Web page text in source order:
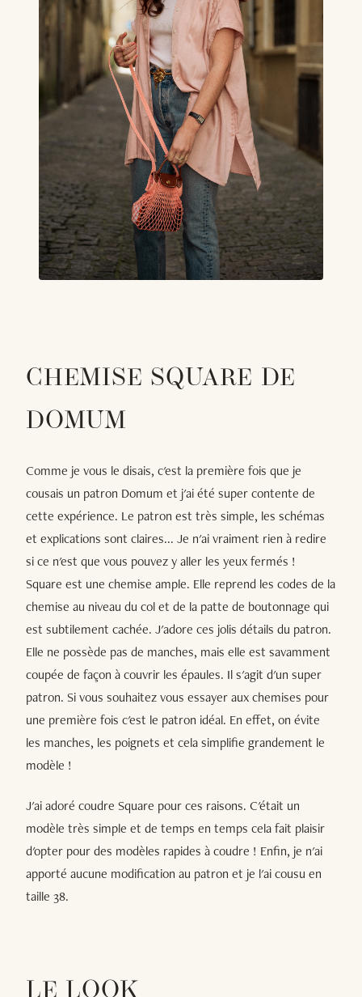
CHEMISE SQUARE DE
DOMUM
Comme je vous le disais, c'est la première fois que je
cousais un patron Domum et j'ai été super contente de
cette expérience. Le patron est très simple, les schémas
et explications sont claires... Je n'ai vraiment rien à redire
si ce n'est que vous pouvez y aller les yeux fermés !
Square est une chemise ample. Elle reprend les codes de la
chemise au niveau du col et de la patte de boutonnage qui
est subtilement cachée. J'adore ces jolis détails du patron.
Elle ne possède pas de manches, mais elle est savamment
coupée de façon à couvrir les épaules. Il s'agit d'un super
patron. Si vous souhaitez vous essayer aux chemises pour
une première fois c'est le patron idéal. En effet, on évite
les manches, les poignets et cela simplifie grandement le
modèle !
J'ai adoré coudre Square pour ces raisons. C'était un
modèle très simple et de temps en temps cela fait plaisir
d'opter pour des modèles rapides à coudre ! Enfin, je n'ai
apporté aucune modification au patron et je l'ai cousu en
taille 38.